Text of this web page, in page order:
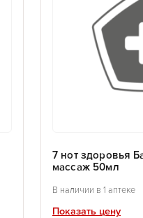
7 нот здоровья
массаж 50мл
В наличии в 1 аптеке
Показать цену